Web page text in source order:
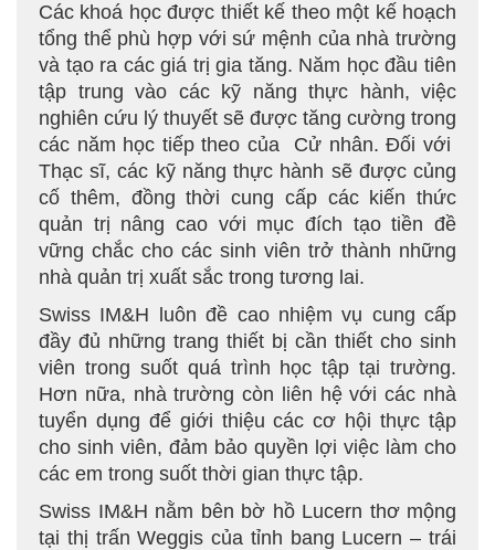
Các khoá học được thiết kế theo một kế hoạch
tổng thể phù hợp với sứ mệnh của nhà trường
và tạo ra các giá trị gia tăng. Năm học đầu tiên
tập trung vào các kỹ năng thực hành, việc
nghiên cứu lý thuyết sẽ được tăng cường trong
các năm học tiếp theo của Cử nhân. Đối với
Thạc sĩ, các kỹ năng thực hành sẽ được củng
cố thêm, đồng thời cung cấp các kiến thức
quản trị nâng cao với mục đích tạo tiền đề
vững chắc cho các sinh viên trở thành những
nhà quản trị xuất sắc trong tương lai.
Swiss IM&H luôn đề cao nhiệm vụ cung cấp
đầy đủ những trang thiết bị cần thiết cho sinh
viên trong suốt quá trình học tập tại trường.
Hơn nữa, nhà trường còn liên hệ với các nhà
tuyển dụng để giới thiệu các cơ hội thực tập
cho sinh viên, đảm bảo quyền lợi việc làm cho
các em trong suốt thời gian thực tập.
Swiss IM&H nằm bên bờ hồ Lucern thơ mộng
tại thị trấn Weggis của tỉnh bang Lucern – trái